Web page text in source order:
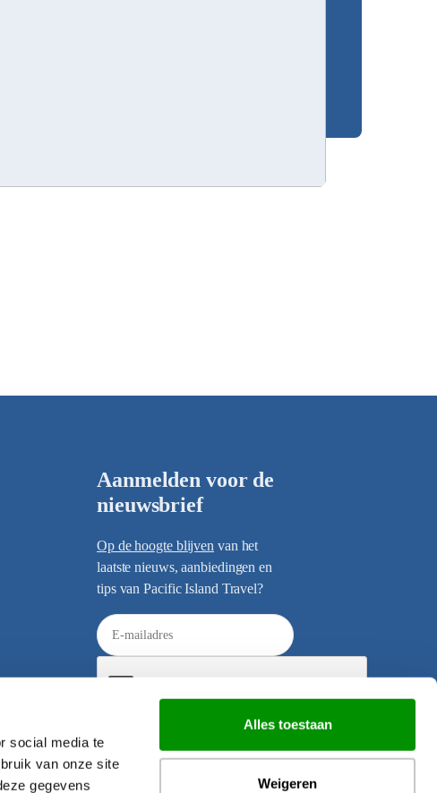
social media te
van onze site
gegevens
Alles toestaan
Weigeren
Aanmelden voor de
nieuwsbrief
Op de hoogte blijven van het
laatste nieuws, aanbiedingen en
tips van Pacific Island Travel?
E
-
a
d